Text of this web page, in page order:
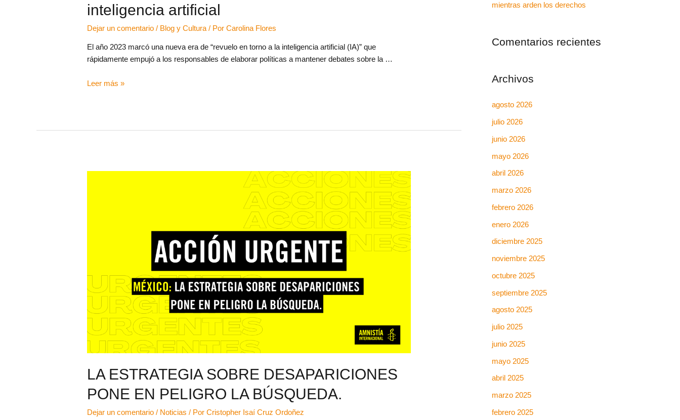
inteligencia artificial
Dejar un comentario / Blog y Cultura / PorCarolina Flores
El año 2023 marcó una nueva era de “revuelo en torno a la inteligencia artificial (IA)” que
rápidamente empujó a los responsables de elaborar políticas a mantener debates sobre la …
Leer más »
LA ESTRATEGIA SOBRE DESAPARICIONES
PONE EN PELIGRO LA BÚSQUEDA.
Dejar un comentario / Noticias / PorCristopher Isaí Cruz Ordoñez
mientras arden los derechos
Comentarios recientes
Archivos
agosto 2026
julio 2026
junio 2026
mayo 2026
abril 2026
marzo 2026
febrero 2026
enero 2026
diciembre 2025
noviembre 2025
octubre 2025
septiembre 2025
agosto 2025
julio 2025
junio 2025
mayo 2025
abril 2025
marzo 2025
febrero 2025